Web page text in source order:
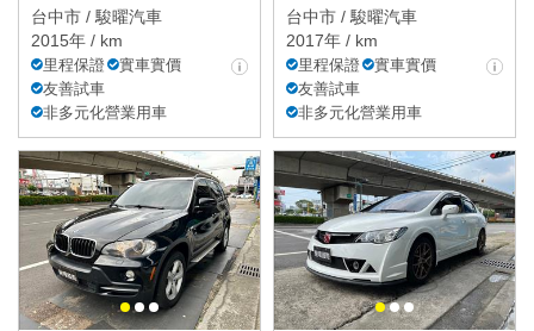
台中市 / 駿曜汽車
2015年 / km
里程保證
實車實價
友善試車
非多元化營業用車
台中市 / 駿曜汽車
2017年 / km
里程保證
實車實價
友善試車
非多元化營業用車